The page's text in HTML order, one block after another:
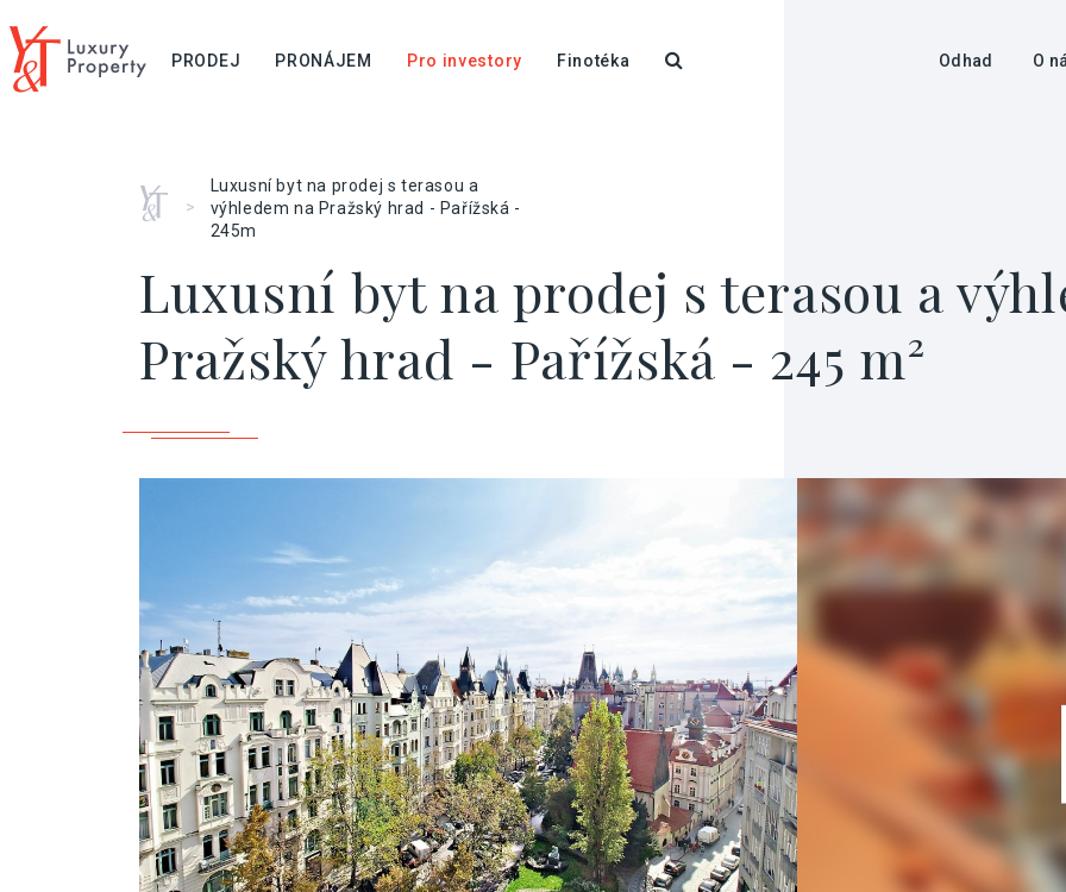
PRODEJ PRONÁJEM Pro investory Finotéka Odhad O
Home
>
Luxusní byt na prodej s terasou a
výhledem na Pražský hrad - Pařížská -
245m
Luxusní byt na prodej s terasou a
Pražský hrad - Pařížská - 245 m²